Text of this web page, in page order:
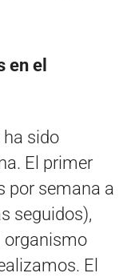
en el
sido
El primer
por semana a
seguidos),
organismo
El